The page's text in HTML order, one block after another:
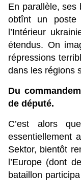
En parallèle, ses
obtînt un poste
l’Intérieur
étendus. On
répressions
dans les régions
Du
de député.
C’est alors
essentiellement
Sektor, bientôt
l’Europe (dont
bataillon